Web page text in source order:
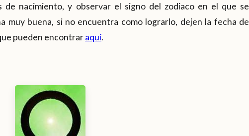
de nacimiento, y observar el signo del zodiaco en el que se
muy buena, si no encuentra como lograrlo, dejen la fecha de
pueden encontraraquí.